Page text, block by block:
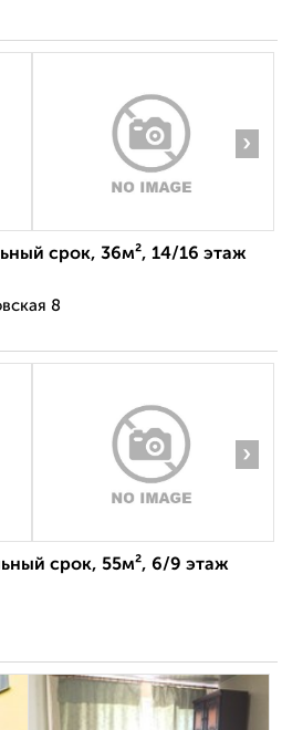
›
срок, 36м², 14/16 этаж
8
›
срок, 55м², 6/9 этаж